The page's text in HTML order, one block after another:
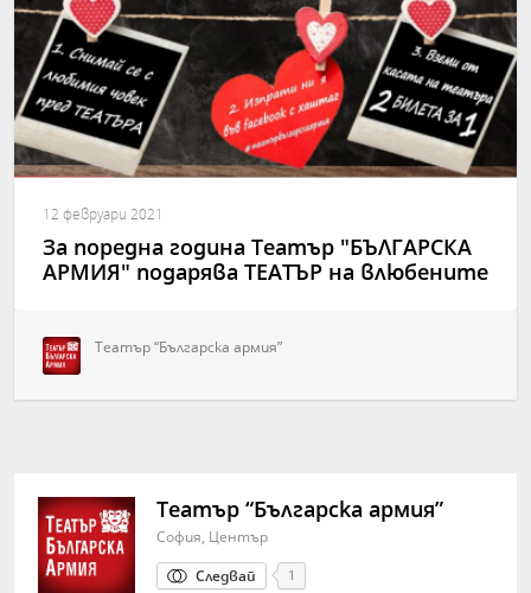
12 февруари 2021
За поредна година Театър "БЪЛГАРСКА
АРМИЯ" подарява ТЕАТЪР на влюбените
Театър “Българска армия”
Театър “Българска армия”
София, Център
Следвай
1